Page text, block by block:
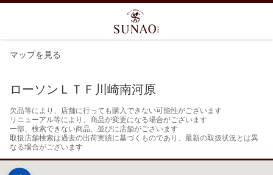
マップを見る
ローソンＬＴＦ川崎南河原
欠品等により、店舗に行っても購入できない可能性がございます
リニューアル等により、商品が変更になる場合がございます
一部、検索できない商品、並びに店舗がございます
取扱店舗検索は過去の出荷実績に基づくものであり、最新の取扱状況とは異
なる場合がございます